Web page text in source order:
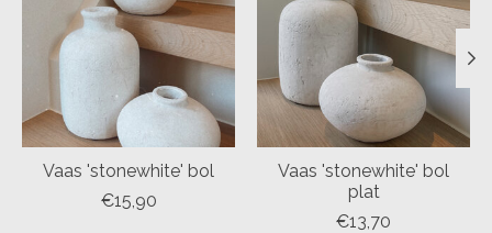
Vaas 'stonewhite' bol
€15,90
Vaas 'stonewhite' bol
plat
€13,70